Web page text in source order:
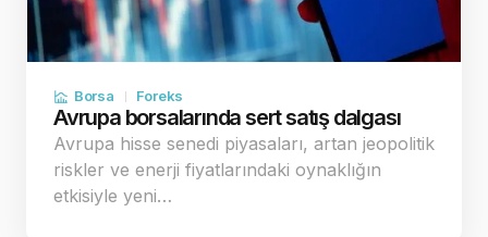
Borsa Foreks
Avrupa borsalarında sert satış dalgası
Avrupa hisse senedi piyasaları, artan jeopolitik
riskler ve enerji fiyatlarındaki oynaklığın
etkisiyle yeni…